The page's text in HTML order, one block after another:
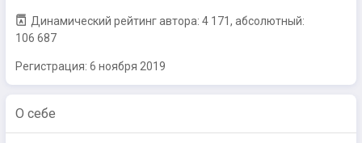
Динамический рейтинг автора: 4 171, абсолютный:
106 687
Регистрация: 6 ноября 2019
О себе